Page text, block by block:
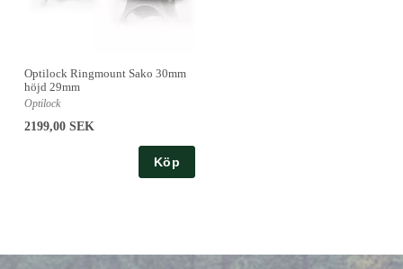
Optilock Ringmount Sako 30mm
höjd 29mm
Optilock
2199,00 SEK
Köp